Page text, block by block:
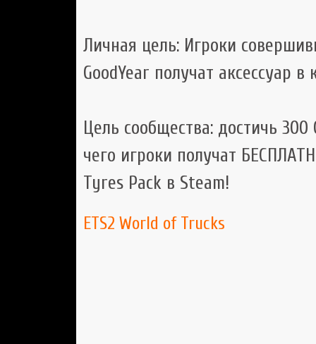
Личная цель: Игроки
GoodYear получат аксессуар
Цель сообщества: достичь
чего игроки получат
Tyres Pack в Steam!
ETS2 World of Trucks